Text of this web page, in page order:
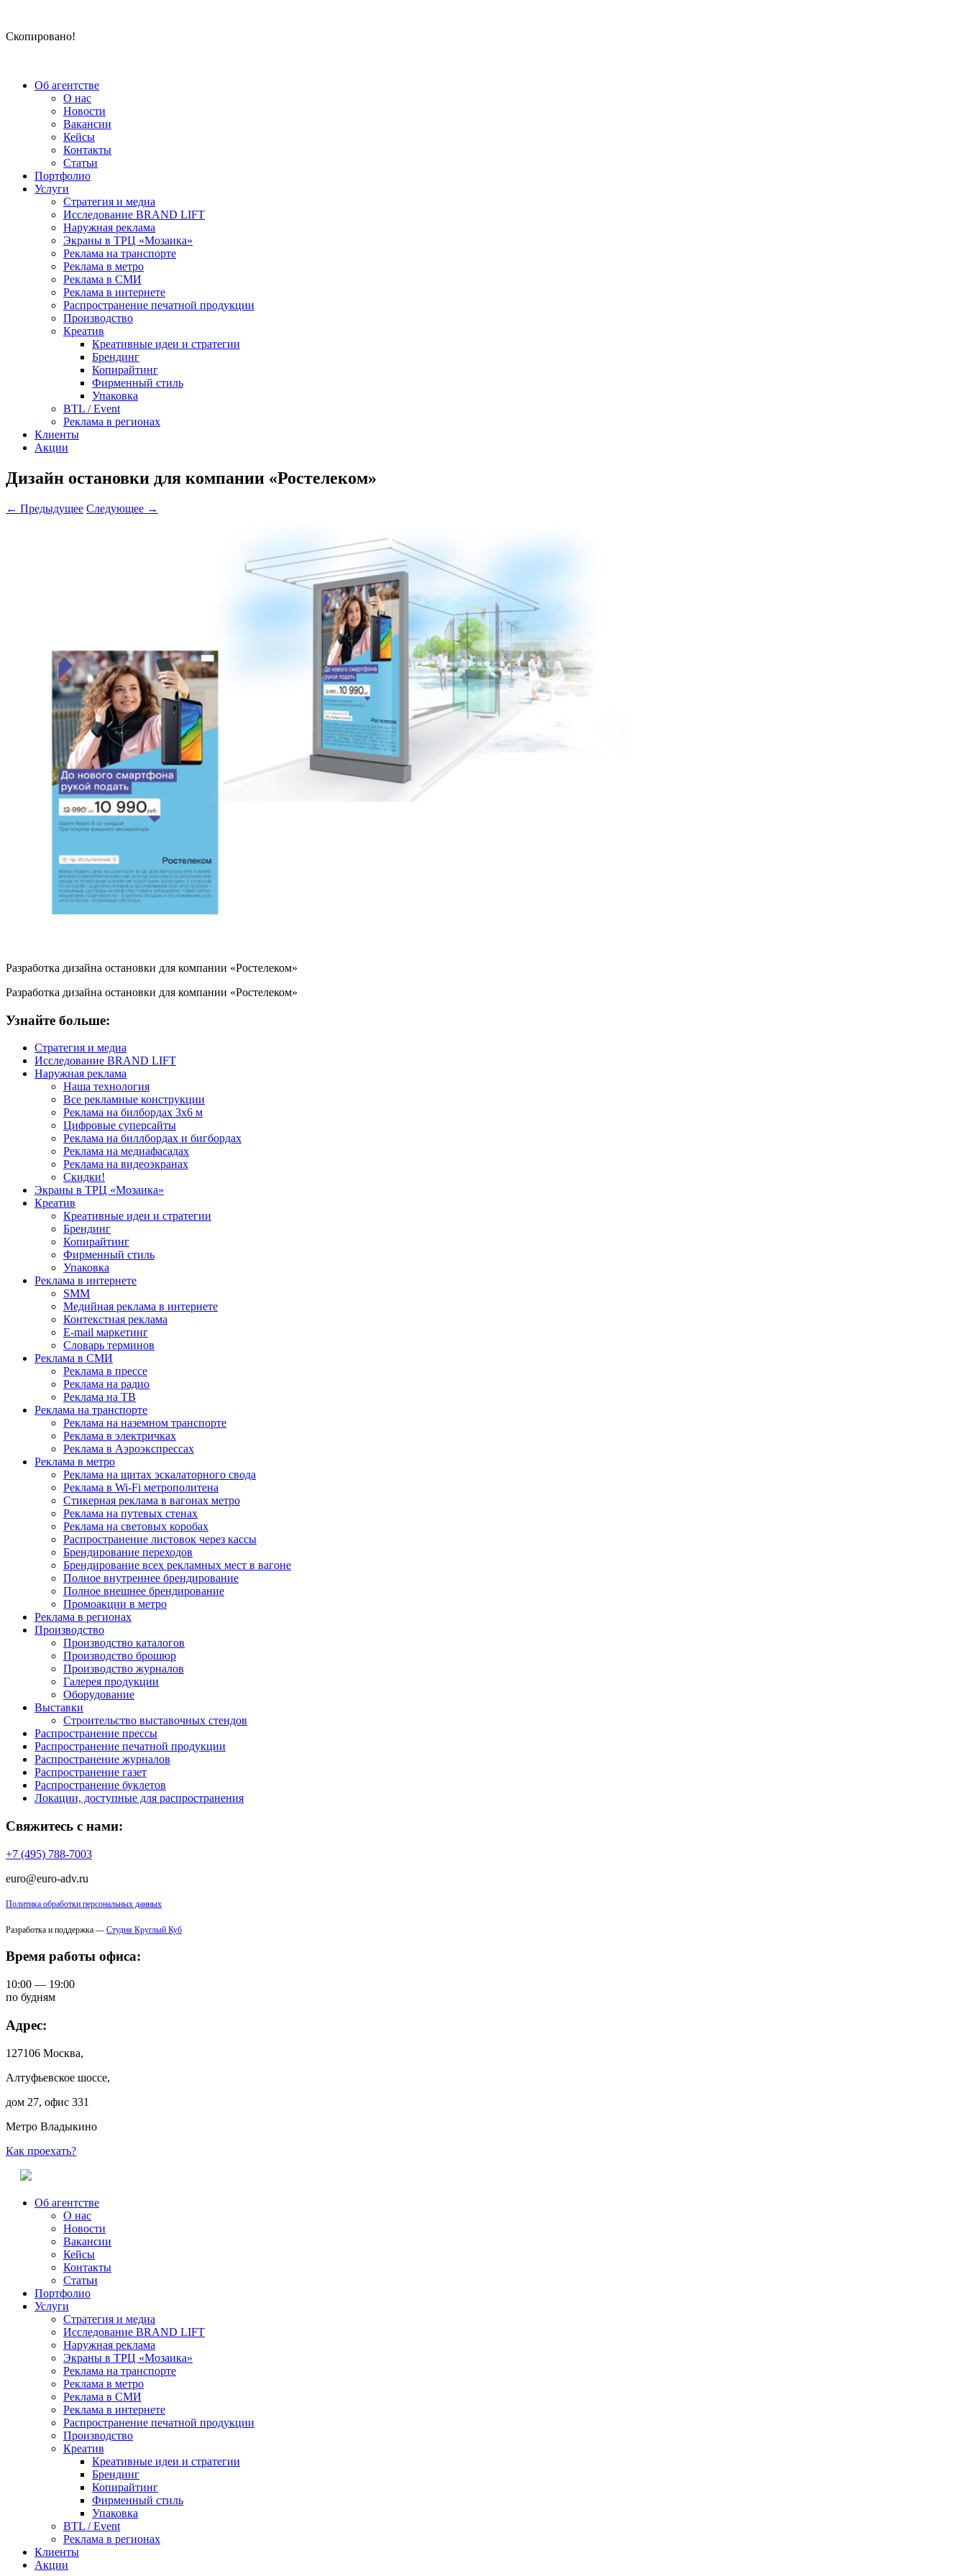
Скопировано!
Об агентстве
О нас
Новости
Вакансии
Кейсы
Контакты
Статьи
Портфолио
Услуги
Стратегия и медиа
Исследование BRAND LIFT
Наружная реклама
Экраны в ТРЦ «Мозаика»
Реклама на транспорте
Реклама в метро
Реклама в СМИ
Реклама в интернете
Распространение печатной продукции
Производство
Креатив
Креативные идеи и стратегии
Брендинг
Копирайтинг
Фирменный стиль
Упаковка
BTL / Event
Реклама в регионах
Клиенты
Акции
Дизайн остановки для компании «Ростелеком»
← Предыдущее Следующее →
Разработка дизайна остановки для компании «Ростелеком»
Разработка дизайна остановки для компании «Ростелеком»
Узнайте больше:
Стратегия и медиа
Исследование BRAND LIFT
Наружная реклама
Наша технология
Все рекламные конструкции
Реклама на билбордах 3х6 м
Цифровые суперсайты
Реклама на биллбордах и бигбордах
Реклама на медиафасадах
Реклама на видеоэкранах
Скидки!
Экраны в ТРЦ «Мозаика»
Креатив
Креативные идеи и стратегии
Брендинг
Копирайтинг
Фирменный стиль
Упаковка
Реклама в интернете
SMM
Медийная реклама в интернете
Контекстная реклама
E-mail маркетинг
Словарь терминов
Реклама в СМИ
Реклама в прессе
Реклама на радио
Реклама на ТВ
Реклама на транспорте
Реклама на наземном транспорте
Реклама в электричках
Реклама в Аэроэкспрессах
Реклама в метро
Реклама на щитах эскалаторного свода
Реклама в Wi-Fi метрополитена
Стикерная реклама в вагонах метро
Реклама на путевых стенах
Реклама на световых коробах
Распространение листовок через кассы
Брендирование переходов
Брендирование всех рекламных мест в вагоне
Полное внутреннее брендирование
Полное внешнее брендирование
Промоакции в метро
Реклама в регионах
Производство
Производство каталогов
Производство брошюр
Производство журналов
Галерея продукции
Оборудование
Выставки
Строительство выставочных стендов
Распространение прессы
Распространение печатной продукции
Распространение журналов
Распространение газет
Распространение буклетов
Локации, доступные для распространения
Свяжитесь с нами:
+7 (495) 788-7003
euro@euro-adv.ru
Политика обработки персональных данных
Разработка и поддержка — Студия Круглый Куб
Время работы офиса:
10:00 — 19:00
по будням
Адрес:
127106 Москва,
Алтуфьевское шоссе,
дом 27, офис 331
Метро Владыкино
Как проехать?
Об агентстве
О нас
Новости
Вакансии
Кейсы
Контакты
Статьи
Портфолио
Услуги
Стратегия и медиа
Исследование BRAND LIFT
Наружная реклама
Экраны в ТРЦ «Мозаика»
Реклама на транспорте
Реклама в метро
Реклама в СМИ
Реклама в интернете
Распространение печатной продукции
Производство
Креатив
Креативные идеи и стратегии
Брендинг
Копирайтинг
Фирменный стиль
Упаковка
BTL / Event
Реклама в регионах
Клиенты
Акции